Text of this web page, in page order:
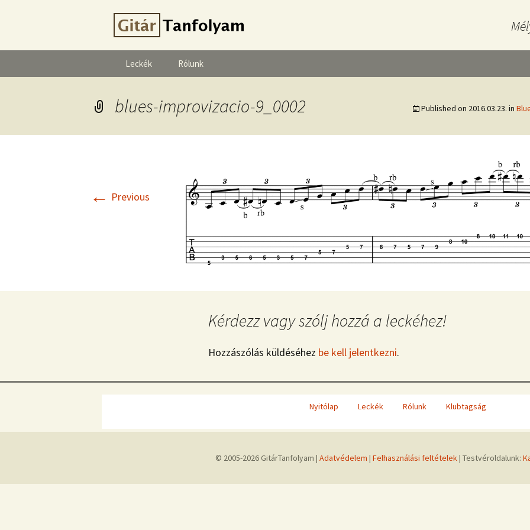
Leckék Rólunk
blues-improvizacio-9_0002 Published on 2016.03.23. in
← Previous
Kérdezz vagy szólj hozzá a leckéhez!
Hozzászólás küldéséhez be kell jelentkezni.
Nyitólap Leckék Rólunk Klubtagság
© 2005-2026 GitárTanfolyam | Adatvédelem | Felhasználási feltételek| Testvéroldalunk: